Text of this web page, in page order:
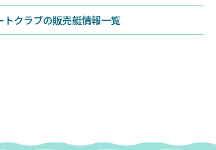
トクラブの販売艇情報一覧